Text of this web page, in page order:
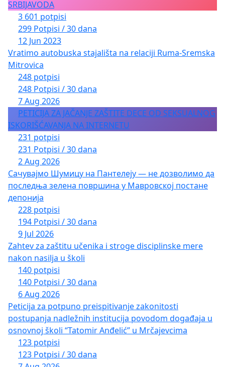
SRBIJAVODA
3 601 potpisi
299 Potpisi / 30 dana
12 Jun 2023
Vratimo autobuska stajališta na relaciji Ruma-Sremska
Mitrovica
248 potpisi
248 Potpisi / 30 dana
7 Aug 2026
PETICIJA ZA JAČANJE ZAŠTITE DECE OD SEKSUALNOG
ISKORIŠĆAVANJA NA INTERNETU
231 potpisi
231 Potpisi / 30 dana
2 Aug 2026
Сачувајмо Шумицу на Пантелеју — не дозволимо да
последња зелена површина у Мавровској постане
депонија
228 potpisi
194 Potpisi / 30 dana
9 Jul 2026
Zahtev za zaštitu učenika i stroge disciplinske mere
nakon nasilja u školi
140 potpisi
140 Potpisi / 30 dana
6 Aug 2026
Peticija za potpuno preispitivanje zakonitosti
postupanja nadležnih institucija povodom događaja u
osnovnoj školi “Tatomir Anđelić” u Mrčajevcima
123 potpisi
123 Potpisi / 30 dana